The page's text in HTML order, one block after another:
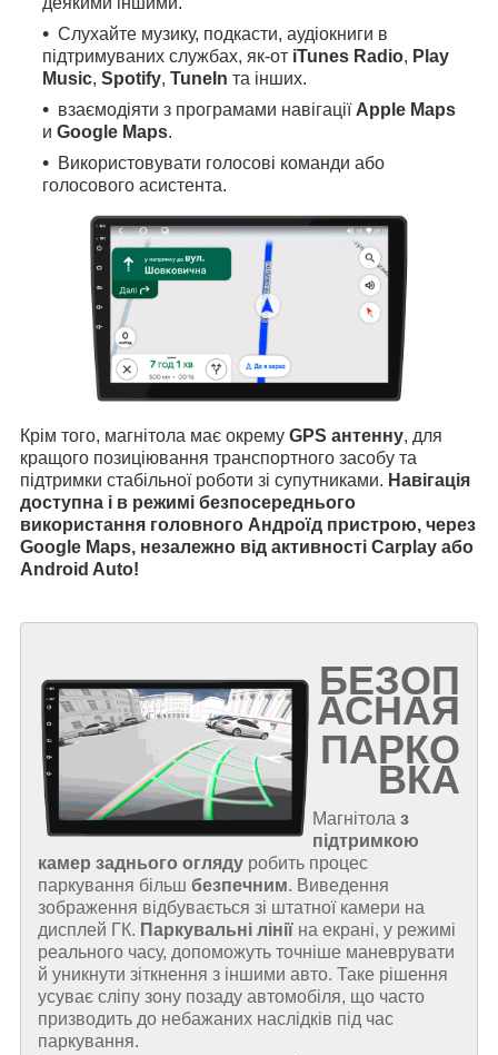
Слухайте музику, подкасти, аудіокниги в
підтримуваних службах, як-от iTunes Radio, Play
Music, Spotify, TuneIn та інших.
взаємодіяти з програмами навігаціїApple Maps
и Google Maps.
Використовувати голосові команди або
голосового асистента.
Крім того, магнітола має окрему GPS антенну, для
кращого позиціювання транспортного засобу та
підтримки стабільної роботи зі супутниками. Навігація
доступна і в режимі безпосереднього
використання головного Андроїд пристрою, через
Google Maps, незалежно від активності Carplay або
Android Auto!
БЕЗОП
АСНАЯ
ПАРКО
ВКА
Магнітола з
підтримкою
камер заднього огляду робить процес
паркування більш безпечним. Виведення
зображення відбувається зі штатної камери на
дисплей ГК. Паркувальні лінії на екрані, у режимі
реального часу, допоможуть точніше маневрувати
й уникнути зіткнення з іншими авто. Таке рішення
усуває сліпу зону позаду автомобіля, що часто
призводить до небажаних наслідків під час
паркування.